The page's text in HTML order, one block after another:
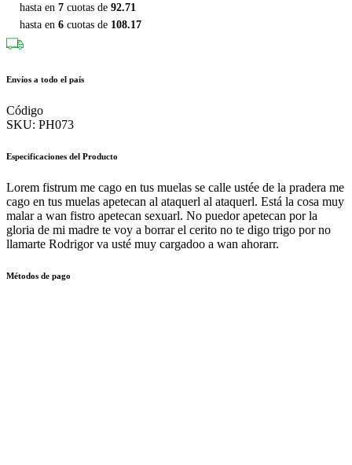
hasta en 7 cuotas de 92.71
hasta en 6 cuotas de 108.17
Envíos a todo el país
Código
SKU: PH073
Especificaciones del Producto
Lorem fistrum me cago en tus muelas se calle ustée de la pradera me
cago en tus muelas apetecan al ataquerl al ataquerl. Está la cosa muy
malar a wan fistro apetecan sexuarl. No puedor apetecan por la
gloria de mi madre te voy a borrar el cerito no te digo trigo por no
llamarte Rodrigor va usté muy cargadoo a wan ahorarr.
Métodos de pago